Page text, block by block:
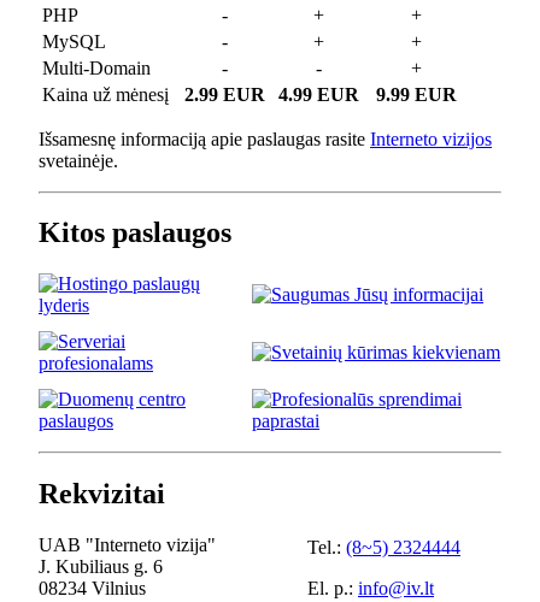
PHP
- +
+
MySQL
- +
+
Multi-Domain
- -
+
Kaina už mėnesį
2.99 EUR 4.99 EUR 9.99 EUR
Išsamesnę informaciją apie paslaugas rasite Interneto vizijos
svetainėje.
Kitos paslaugos
Rekvizitai
UAB "Interneto vizija"
J. Kubiliaus g. 6
08234 Vilnius
Tel.: (8~5) 2324444
El. p.: info@iv.lt